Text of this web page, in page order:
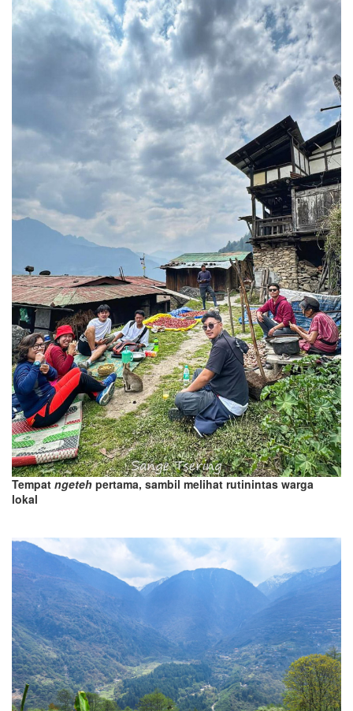
Tempat ngeteh pertama, sambil melihat rutinintas warga
lokal